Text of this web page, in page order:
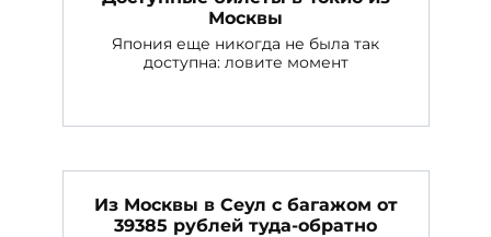
Москвы
Япония еще никогда не была так
доступна: ловите момент
Из Москвы в Сеул с багажом от
39385 рублей туда-обратно